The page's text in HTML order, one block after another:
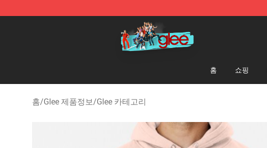
Glee Store - Official Glee Merchandise Shop
홈 쇼핑
홈/Glee 제품정보/Glee 카테고리